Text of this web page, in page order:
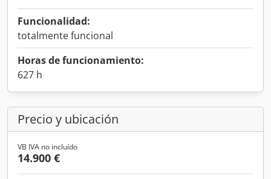
Funcionalidad:
totalmente funcional
Horas de funcionamiento:
627 h
Precio y ubicación
VB IVA no incluído
14.900 €